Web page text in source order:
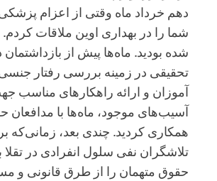
دهم خرداد ماه وقتی از اعزام
شما را در بهداری اوین ملاقات کردم.
شده بودید. ماه‌ها پیش از بازداشتمان
تحقیقی در زمینه بررسی رفتار
آموزان و ارائه راهکارهای مناسب
آسیب‌های موجود، ماه‌ها با مدافعان
همکاری کردید. چندی بعد، زمانی‌که
تلاشگران نفی سلول انفرادی در تقلا
حقوق متهمان را از طرق قانونی و